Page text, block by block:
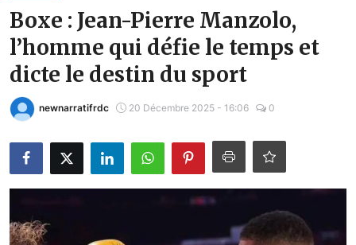
Accueil
À propos de nous
Contact
Monde
Économie
Politique
Boxe : Jean-Pierre Manzolo,
l’homme qui défie le temps et
dicte le destin du sport
newnarratifrdc 20 Décembre 2025 - 16:06 0